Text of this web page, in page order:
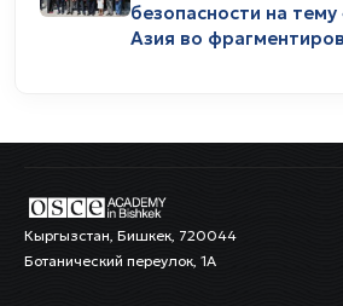
безопасности на
Азия во
Кыргызстан, Бишкек, 720044
Ботанический переулок, 1А